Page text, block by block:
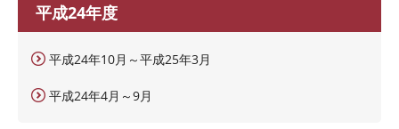
平成24年度
平成24年10月～平成25年3月
平成24年4月～9月